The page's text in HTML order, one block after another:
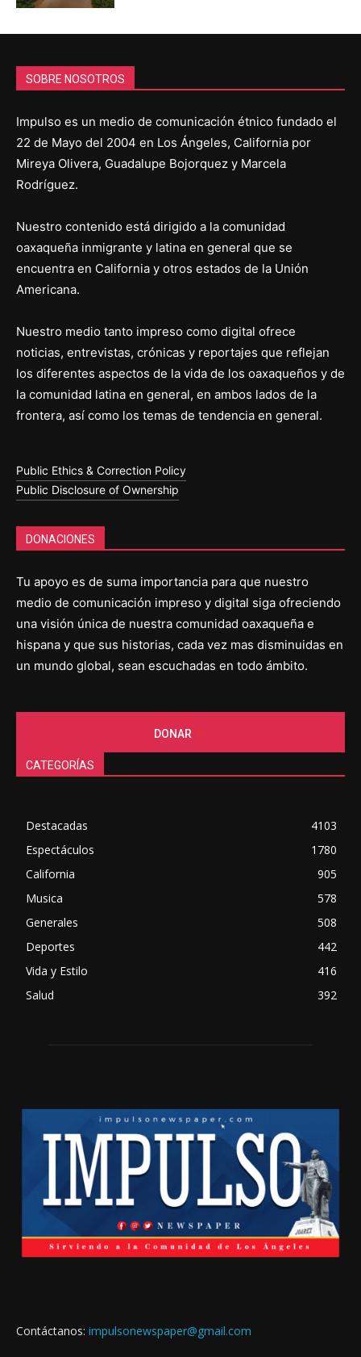
SOBRE NOSOTROS
Impulso es un medio de comunicación étnico fundado el
22 de Mayo del 2004 en Los Ángeles, California por
Mireya Olivera, Guadalupe Bojorquez y Marcela
Rodríguez.
Nuestro contenido está dirigido a la comunidad
oaxaqueña inmigrante y latina en general que se
encuentra en California y otros estados de la Unión
Americana.
Nuestro medio tanto impreso como digital ofrece
noticias, entrevistas, crónicas y reportajes que reflejan
los diferentes aspectos de la vida de los oaxaqueños y de
la comunidad latina en general, en ambos lados de la
frontera, así como los temas de tendencia en general.
Public Ethics & Correction Policy
Public Disclosure of Ownership
DONACIONES
Tu apoyo es de suma importancia para que nuestro
medio de comunicación impreso y digital siga ofreciendo
una visión única de nuestra comunidad oaxaqueña e
hispana y que sus historias, cada vez mas disminuidas en
un mundo global, sean escuchadas en todo ámbito.
DONAR
CATEGORÍAS
Destacadas
4103
Espectáculos
1780
California
905
Musica
578
Generales
508
Deportes
442
Vida y Estilo
416
Salud
392
Contáctanos: impulsonewspaper@gmail.com